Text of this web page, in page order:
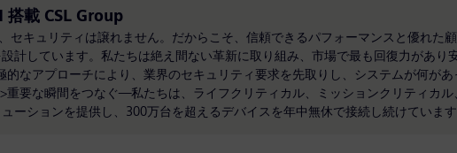
載 CSL Group
セキュリティは譲れません。だからこそ、信頼できるパフォーマンスと優れた
計しています。私たちは絶え間ない革新に取り組み、市場で最も回復力があり
なアプローチにより、業界のセキュリティ要求を先取りし、システムが何が
要な瞬間をつなぐ—私たちは、ライフクリティカル、ミッションクリティカル
ーションを提供し、300万台を超えるデバイスを年中無休で接続し続けています